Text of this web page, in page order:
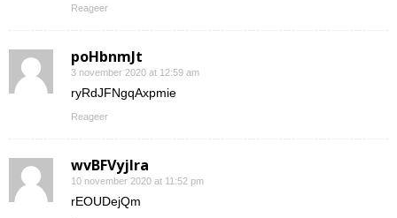
Reageer
poHbnmJt
3 november 2020 at 12:59 am
ryRdJFNgqAxpmie
Reageer
wvBFVyjlra
10 november 2020 at 11:52 pm
rEOUDejQm